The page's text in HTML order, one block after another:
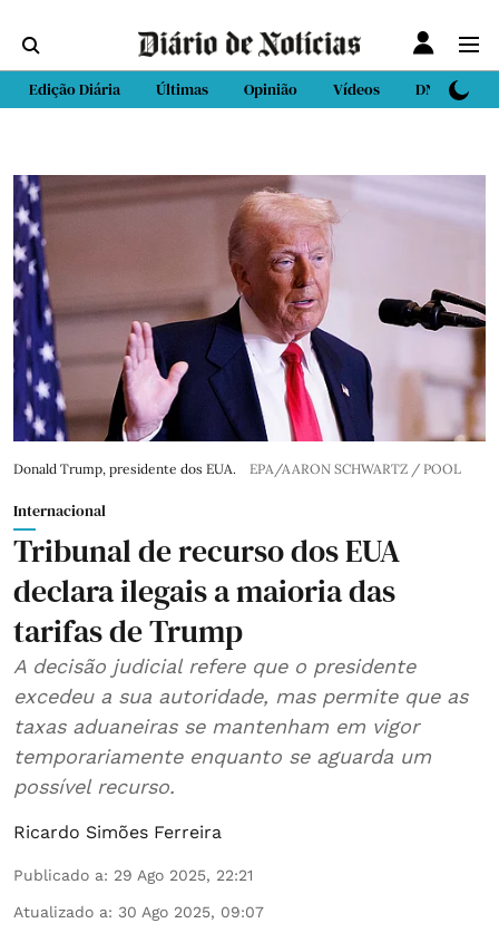
Edição Diária Últimas Opinião Vídeos DN Sport
Donald Trump, presidente dos EUA. EPA/AARON SCHWARTZ / POOL
Internacional
Tribunal de recurso dos EUA
declara ilegais a maioria das
tarifas de Trump
A decisão judicial refere que o presidente
excedeu a sua autoridade, mas permite que as
taxas aduaneiras se mantenham em vigor
temporariamente enquanto se aguarda um
possível recurso.
Ricardo Simões Ferreira
Publicado a: 29 Ago 2025, 22:21
Atualizado a: 30 Ago 2025, 09:07